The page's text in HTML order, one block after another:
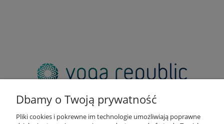
email:
telefon:
Dbamy o Twoją prywatność
Pliki cookies i pokrewne im technologie umożliwiają poprawne